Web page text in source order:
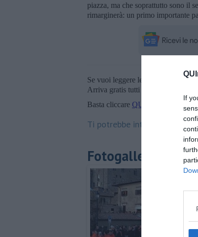
If
piazza, ma che soprattutto sono il
rimarginerà: un primo importante
Se vuoi leggere le notizie
Arriva gratis tutti i giorni alle 20:00
Basta cliccare QUI
Ti potrebbe interessare
Fotogallery